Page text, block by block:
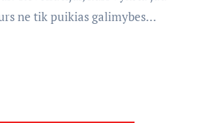
ne tik puikias galimybes…